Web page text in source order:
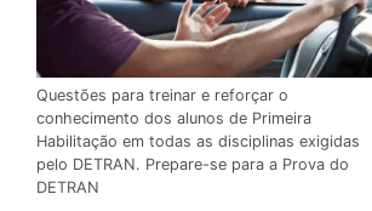
Questões para treinar e reforçar o
conhecimento dos alunos de Primeira
Habilitação em todas as disciplinas exigidas
pelo DETRAN. Prepare-se para a Prova do
DETRAN